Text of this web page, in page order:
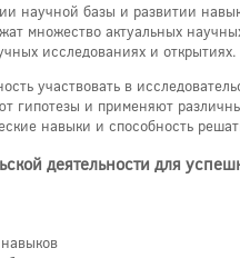
научной базы и развитии
множество актуальных
исследованиях и открытиях.
участвовать в
гипотезы и применяют
навыки и способность
деятельности для